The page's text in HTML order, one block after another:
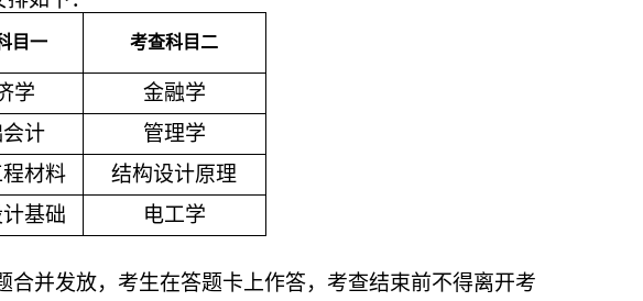
目一 考查科目二
学
金融学
计
管理学
材料
结构设计原理
基础
电工学
并发放，考生在答题卡上作答，考查结束前不得离开考